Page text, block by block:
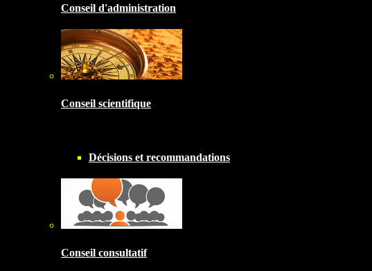
Conseil d'administration
Conseil scientifique
Décisions et recommandations
Conseil consultatif